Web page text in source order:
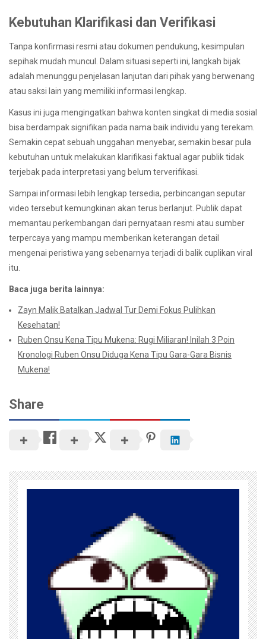
Kebutuhan Klarifikasi dan Verifikasi
Tanpa konfirmasi resmi atau dokumen pendukung, kesimpulan
sepihak mudah muncul. Dalam situasi seperti ini, langkah bijak
adalah menunggu penjelasan lanjutan dari pihak yang berwenang
atau saksi lain yang memiliki informasi lengkap.
Kasus ini juga mengingatkan bahwa konten singkat di media sosial
bisa berdampak signifikan pada nama baik individu yang terekam.
Semakin cepat sebuah unggahan menyebar, semakin besar pula
kebutuhan untuk melakukan klarifikasi faktual agar publik tidak
terjebak pada interpretasi yang belum terverifikasi.
Sampai informasi lebih lengkap tersedia, perbincangan seputar
video tersebut kemungkinan akan terus berlanjut. Publik dapat
memantau perkembangan dari pernyataan resmi atau sumber
terpercaya yang mampu memberikan keterangan detail
mengenai peristiwa yang sebenarnya terjadi di balik cuplikan viral
itu.
Baca juga berita lainnya:
Zayn Malik Batalkan Jadwal Tur Demi Fokus Pulihkan
Kesehatan!
Ruben Onsu Kena Tipu Mukena: Rugi Miliaran! Inilah 3 Poin
Kronologi Ruben Onsu Diduga Kena Tipu Gara-Gara Bisnis
Mukena!
Share